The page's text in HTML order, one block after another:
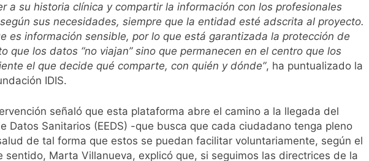
a su historia clínica y compartir la información con los profesionales
sus necesidades, siempre que la entidad esté adscrita al proyecto.
es información sensible, por lo que está garantizada la protección de
que los datos “no viajan” sino que permanecen en el centro que los
el que decide qué comparte, con quién y dónde”, ha puntualizado la
IDIS.
señaló que esta plataforma abre el camino a la llegada del
Datos Sanitarios (EEDS) -que busca que cada ciudadano tenga pleno
de tal forma que estos se puedan facilitar voluntariamente, según el
sentido, Marta Villanueva, explicó que, si seguimos las directrices de la